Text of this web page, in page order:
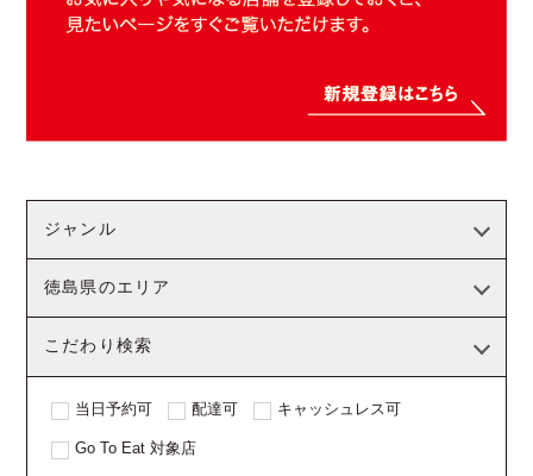
ジャンル
徳島県のエリア
こだわり検索
当日予約可 配達可 キャッシュレス可
Go To Eat 対象店